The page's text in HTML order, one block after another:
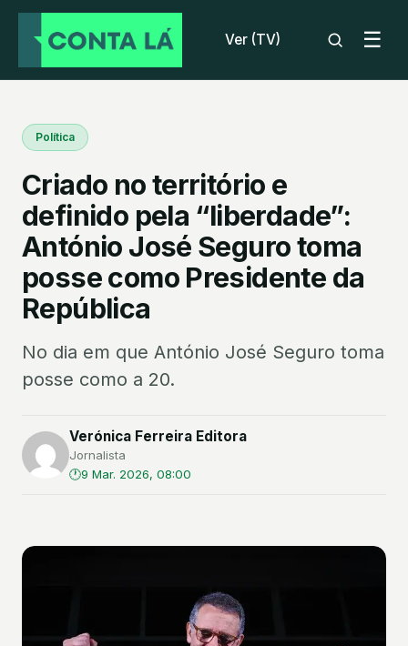
Ver (TV) ☰
Política
Criado no território e
definido pela “liberdade”:
António José Seguro toma
posse como Presidente da
República
No dia em que António José Seguro toma
posse como a 20.
Verónica Ferreira Editora
Jornalista
9 Mar. 2026, 08:00